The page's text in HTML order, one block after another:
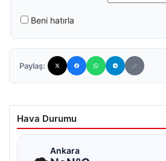
Beni hatırla
Paylaş:
Hava Durumu
Ankara